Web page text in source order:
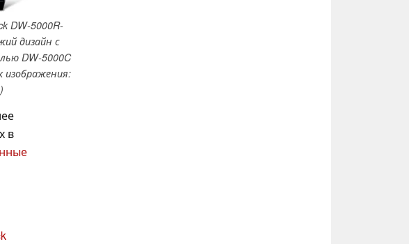
DW-5000R-
дизайн с
DW-5000C
изображения:
в